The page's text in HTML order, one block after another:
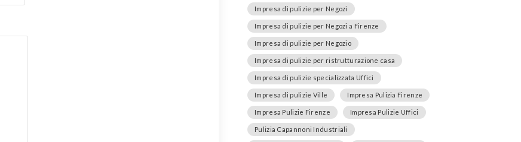
Impresa di pulizie per Negozi
Impresa di pulizie per Negozi a Firenze
Impresa di pulizie per Negozio
Impresa di pulizie per ristrutturazione casa
Impresa di pulizie specializzata Uffici
Impresa di pulizie Ville Impresa Pulizia Firenze
Impresa Pulizie Firenze Impresa Pulizie Uffici
Pulizia Capannoni Industriali